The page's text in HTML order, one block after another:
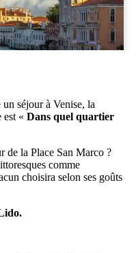
séjour à Venise, la
est « Dans quel quartier
de la Place San Marco ?
comme
choisira selon ses goûts